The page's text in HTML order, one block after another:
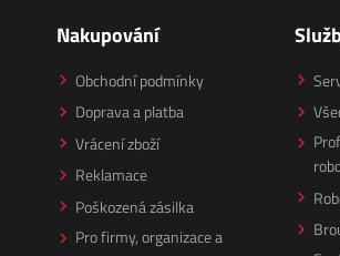
Nakupování
Obchodní podmínky
Doprava a platba
Vrácení zboží
Reklamace
Poškozená zásilka
Pro firmy, organizace a